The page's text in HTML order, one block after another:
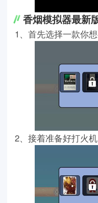
香烟模拟器最新
1、首先选择一款你
2、接着准备好打火